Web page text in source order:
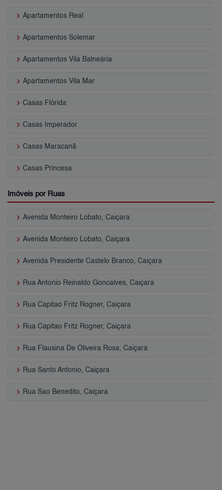
keyboard_arrow_right Apartamentos Real
keyboard_arrow_right Apartamentos Solemar
keyboard_arrow_right Apartamentos Vila Balneária
keyboard_arrow_right Apartamentos Vila Mar
keyboard_arrow_right Casas Flórida
keyboard_arrow_right Casas Imperador
keyboard_arrow_right Casas Maracanã
keyboard_arrow_right Casas Princesa
Imóveis por Ruas
keyboard_arrow_right Avenida Monteiro Lobato, Caiçara
keyboard_arrow_right Avenida Monteiro Lobato, Caiçara
keyboard_arrow_right Avenida Presidente Castelo Branco, Caiçara
keyboard_arrow_right Rua Antonio Reinaldo Goncalves, Caiçara
keyboard_arrow_right Rua Capitao Fritz Rogner, Caiçara
keyboard_arrow_right Rua Capitao Fritz Rogner, Caiçara
keyboard_arrow_right Rua Flausina De Oliveira Rosa, Caiçara
keyboard_arrow_right Rua Santo Antonio, Caiçara
keyboard_arrow_right Rua Sao Benedito, Caiçara